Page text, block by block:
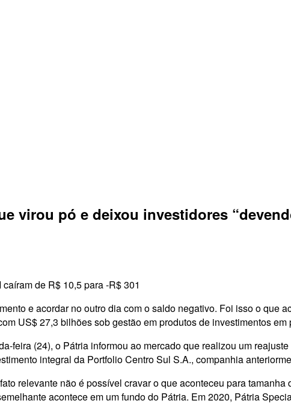
virou pó e deixou investidores
de R$ 10,5 para -R$ 301
e acordar no outro dia com o saldo negativo. Foi isso o que
US$ 27,3 bilhões sob gestão em produtos de investimentos
feira (24), o Pátria informou ao mercado que realizou um
integral da Portfolio Centro Sul S.A., companhia
relevante não é possível cravar o que aconteceu para
acontece em um fundo do Pátria. Em 2020, Pátria